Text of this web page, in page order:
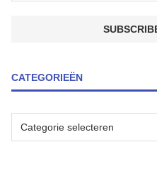
CATEGORIEËN